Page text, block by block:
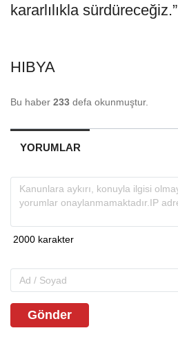
kararlılıkla sürdüreceğiz.”
HIBYA
Bu haber 233 defa okunmuştur.
YORUMLAR
Gönder